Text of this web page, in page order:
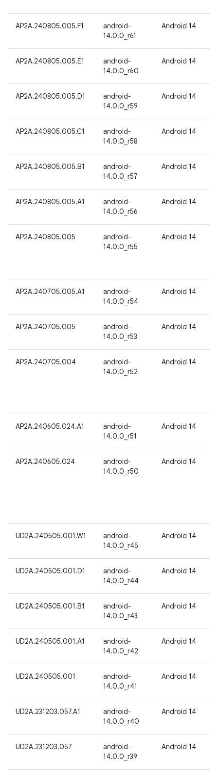
AP2A.240805.005.F1
android-
14.0.0_r61
Android 14
AP2A.240805.005.E1
android-
14.0.0_r60
Android 14
AP2A.240805.005.D1
android-
14.0.0_r59
Android 14
AP2A.240805.005.C1
android-
14.0.0_r58
Android 14
AP2A.240805.005.B1
android-
14.0.0_r57
Android 14
AP2A.240805.005.A1
android-
14.0.0_r56
Android 14
AP2A.240805.005
android-
14.0.0_r55
Android 14
AP2A.240705.005.A1
android-
14.0.0_r54
Android 14
AP2A.240705.005
android-
14.0.0_r53
Android 14
AP2A.240705.004
android-
14.0.0_r52
Android 14
AP2A.240605.024.A1
android-
14.0.0_r51
Android 14
AP2A.240605.024
android-
14.0.0_r50
Android 14
UD2A.240505.001.W1
android-
14.0.0_r45
Android 14
UD2A.240505.001.D1
android-
14.0.0_r44
Android 14
UD2A.240505.001.B1
android-
14.0.0_r43
Android 14
UD2A.240505.001.A1
android-
14.0.0_r42
Android 14
UD2A.240505.001
android-
14.0.0_r41
Android 14
UD2A.231203.057.A1
android-
14.0.0_r40
Android 14
UD2A.231203.057
android-
14.0.0_r39
Android 14